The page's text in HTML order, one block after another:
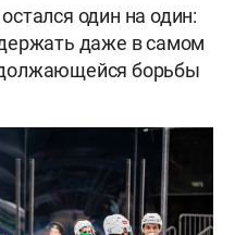
один на один:
даже в самом
борьбы